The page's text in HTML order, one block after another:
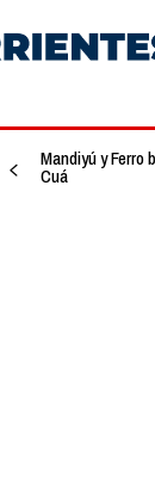
Mandiyú y Ferro
Cuá